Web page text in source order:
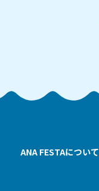
ANA FESTAについて